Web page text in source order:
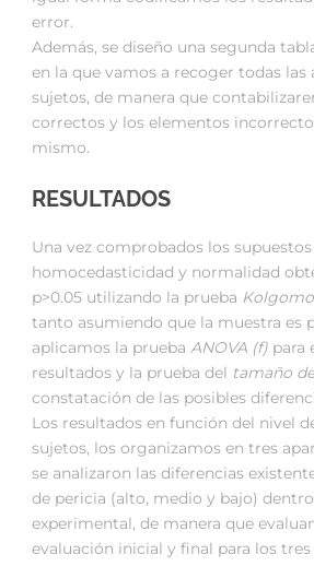
error.
Además, se diseño una segunda
en la que vamos a recoger todas las
sujetos, de manera que
correctos y los elementos
mismo.
RESULTADOS
Una vez comprobados los
homocedasticidad y normalidad
p>0.05 utilizando la prueba
tanto asumiendo que la muestra es
aplicamos la prueba ANOVA (f) para
resultados y la prueba del tamaño
constatación de las posibles
Los resultados en función del nivel
sujetos, los organizamos en tres
se analizaron las diferencias
de pericia (alto, medio y bajo)
experimental, de manera que
evaluación inicial y final para los